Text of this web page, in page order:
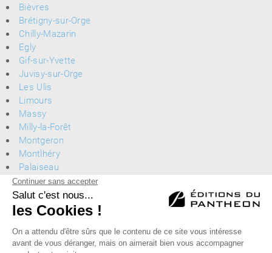
Bièvres
Brétigny-sur-Orge
Chilly-Mazarin
Egly
Gif-sur-Yvette
Juvisy-sur-Orge
Les Ulis
Limours
Massy
Milly-la-Forêt
Montgeron
Montlhéry
Palaiseau
Saint-Germain
Saint-Michel-sur-Orge
Sainte-Geneviève-des-Bois